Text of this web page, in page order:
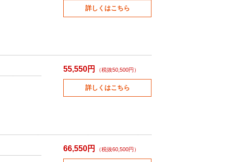
詳しくはこちら
55,550円 （税抜50,500円）
詳しくはこちら
66,550円 （税抜60,500円）